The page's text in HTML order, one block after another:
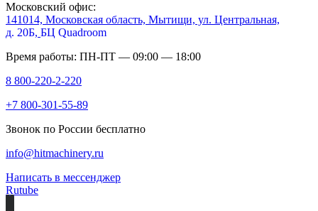
Московский офис:
141014, Московская область, Мытищи, ул. Центральная,
д. 20Б, БЦ Quadroom
Время работы: ПН-ПТ — 09:00 — 18:00
8 800-220-2-220
+7 800-301-55-89
Звонок по России бесплатно
info@hitmachinery.ru
Написать в мессенджер
Rutube